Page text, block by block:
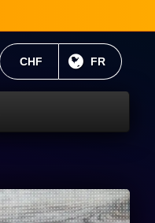
LANGUE
FR
MONNAIE ACTUELLE:
CHF